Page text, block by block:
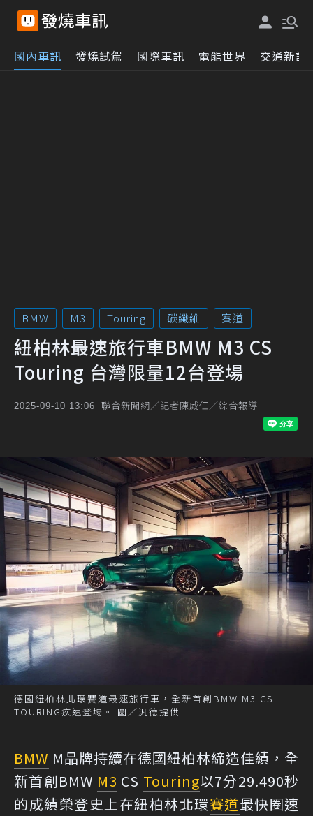
國內車訊 發燒試駕 國際車訊 電能世界 交通新訊
BMW M3 Touring 碳纖維 賽道
紐柏林最速旅行車BMW M3 CS
Touring 台灣限量12台登場
2025-09-10 13:06 聯合新聞網／記者陳威任／綜合報導
德國紐柏林北環賽道最速旅行車，全新首創BMW M3 CS
TOURING疾速登場。 圖／汎德提供
BMW M品牌持續在德國紐柏林締造佳績，全
新首創BMW M3 CS Touring以7分29.490秒
的成績榮登史上在紐柏林北環賽道最快圈速